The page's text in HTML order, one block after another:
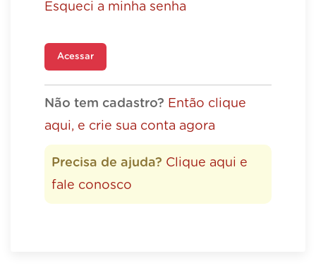
Esqueci a minha senha
Acessar
Não tem cadastro? Então clique
aqui, e crie sua conta agora
Precisa de ajuda? Clique aqui e
fale conosco